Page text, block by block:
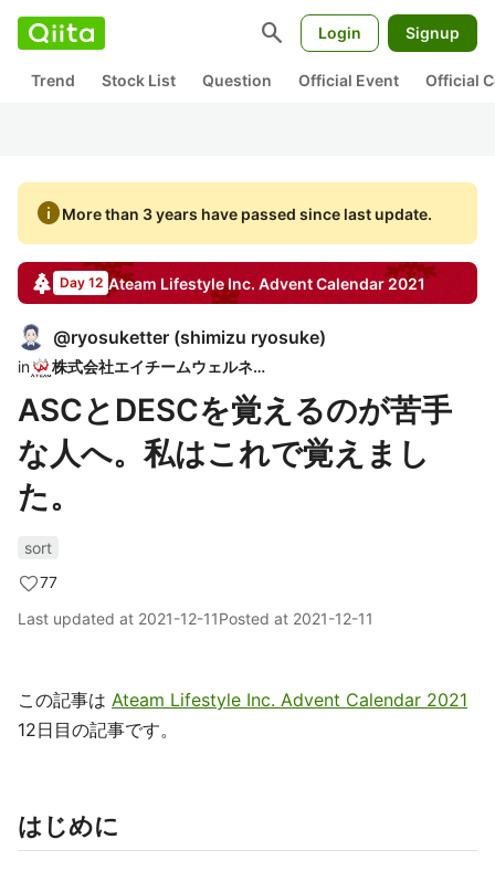
search Login Signup
Trend Stock List Question Official Event Official
infoMore than 3 years have passed since last update.
Day 12 Ateam Lifestyle Inc. Advent Calendar2021
@ryosuketter (shimizu ryosuke)
in 株式会社エイチームウェルネス
ASCとDESCを覚えるのが苦手
な人へ。私はこれで覚えまし
た。
sort
77
Last updated at 2021-12-11Posted at 2021-12-11
この記事は Ateam Lifestyle Inc. Advent Calendar 2021
12日目の記事です。
はじめに